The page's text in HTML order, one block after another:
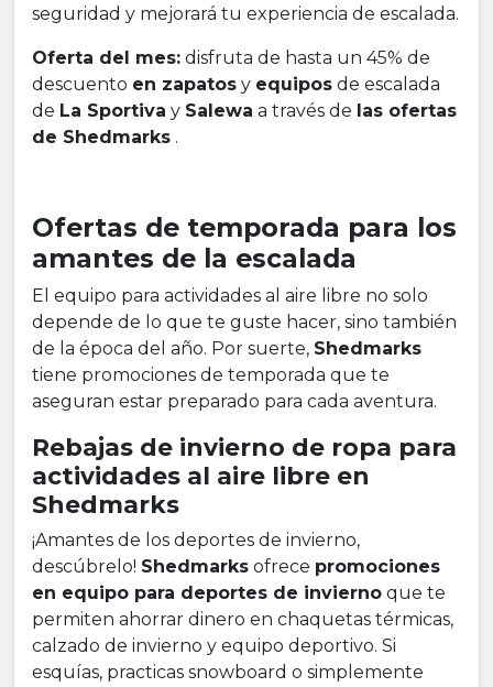
seguridad y mejorará tu experiencia de escalada.
Oferta del mes: disfruta de hasta un 45% de
descuento en zapatos y equipos de escalada
de La Sportiva y Salewa a través de las ofertas
de Shedmarks .
Ofertas de temporada para los
amantes de la escalada
El equipo para actividades al aire libre no solo
depende de lo que te guste hacer, sino también
de la época del año. Por suerte, Shedmarks
tiene promociones de temporada que te
aseguran estar preparado para cada aventura.
Rebajas de invierno de ropa para
actividades al aire libre en
Shedmarks
¡Amantes de los deportes de invierno,
descúbrelo! Shedmarks ofrece promociones
en equipo para deportes de invierno que te
permiten ahorrar dinero en chaquetas térmicas,
calzado de invierno y equipo deportivo. Si
esquías, practicas snowboard o simplemente